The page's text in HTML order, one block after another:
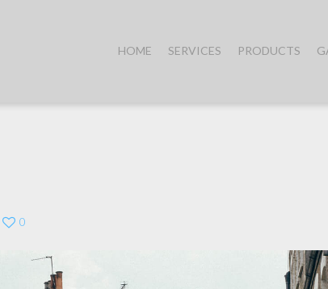
HOME SERVICES PRODUCTS
0